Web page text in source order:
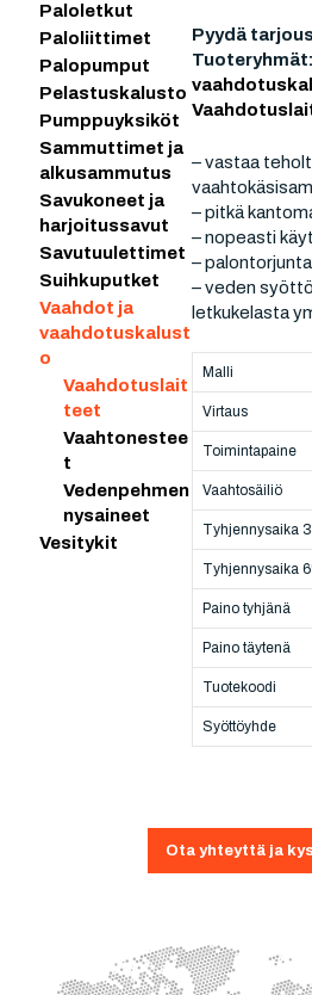
Paloletkut
Paloliittimet
Palopumput
Pelastuskalusto
Pumppuyksiköt
Sammuttimet ja
alkusammutus
Savukoneet ja
harjoitussavut
Savutuulettimet
Suihkuputket
Vaahdot ja
vaahdotuskalust
o
Vaahdotuslait
teet
Vaahtonestee
t
Vedenpehmen
nysaineet
Vesitykit
Pyydä
Tuoteryhmät:
– vastaa
– pitkä
– nopeasti
–
– veden
letkukelasta
Malli
Virtaus
Toimintapaine
Vaahtosäiliö
Tyhjennysaika
Tyhjennysaika
Paino tyhjänä
Paino täytenä
Tuotekoodi
Syöttöyhde
Ota yhteyttä ja